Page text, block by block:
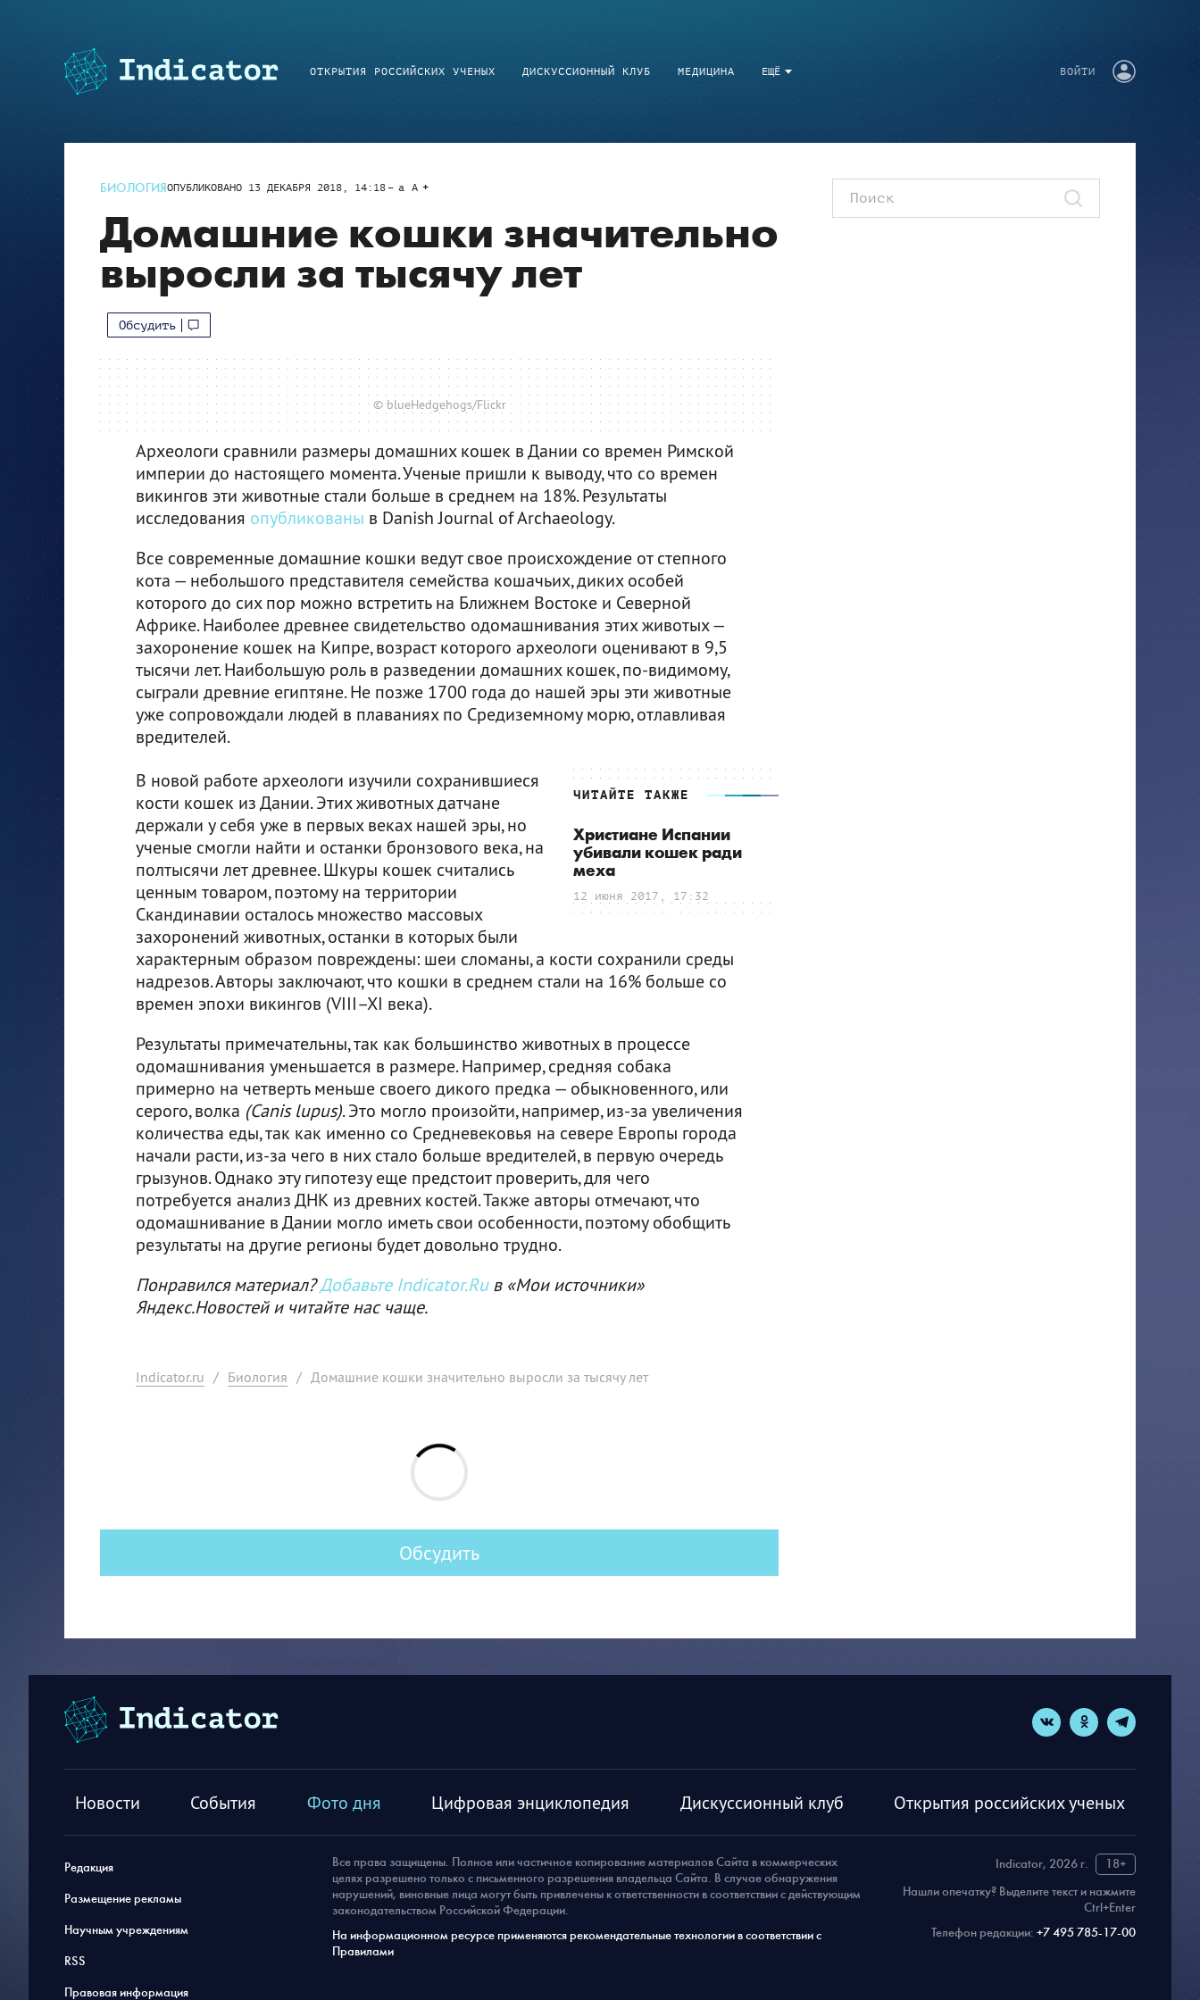
ЕЩЁ
ОТКРЫТИЯ РОССИЙСКИХ УЧЕНЫХ ДИСКУССИОННЫЙ КЛУБ МЕДИЦИНА ВОЙТИ
БИОЛОГИЯОПУБЛИКОВАНО 13 ДЕКАБРЯ 2018, 14:18 a A
Домашние кошки значительно
выросли за тысячу лет
Обсудить
© blueHedgehogs/Flickr
Археологи сравнили размеры домашних кошек в Дании со времен Римской
империи до настоящего момента. Ученые пришли к выводу, что со времен
викингов эти животные стали больше в среднем на 18%. Результаты
исследования опубликованы в Danish Journal of Archaeology.
Все современные домашние кошки ведут свое происхождение от степного
кота — небольшого представителя семейства кошачьих, диких особей
которого до сих пор можно встретить на Ближнем Востоке и Северной
Африке. Наиболее древнее свидетельство одомашнивания этих животых —
захоронение кошек на Кипре, возраст которого археологи оценивают в 9,5
тысячи лет. Наибольшую роль в разведении домашних кошек, по-видимому,
сыграли древние египтяне. Не позже 1700 года до нашей эры эти животные
уже сопровождали людей в плаваниях по Средиземному морю, отлавливая
вредителей.
ЧИТАЙТЕ ТАКЖЕ
Христиане Испании
убивали кошек ради
меха
12 июня 2017, 17:32
В новой работе археологи изучили сохранившиеся
кости кошек из Дании. Этих животных датчане
держали у себя уже в первых веках нашей эры, но
ученые смогли найти и останки бронзового века, на
полтысячи лет древнее. Шкуры кошек считались
ценным товаром, поэтому на территории
Скандинавии осталось множество массовых
захоронений животных, останки в которых были
характерным образом повреждены: шеи сломаны, а кости сохранили среды
надрезов. Авторы заключают, что кошки в среднем стали на 16% больше со
времен эпохи викингов (VIII–XI века).
Результаты примечательны, так как большинство животных в процессе
одомашнивания уменьшается в размере. Например, средняя собака
примерно на четверть меньше своего дикого предка — обыкновенного, или
серого, волка (Canis lupus). Это могло произойти, например, из-за увеличения
количества еды, так как именно со Средневековья на севере Европы города
начали расти, из-за чего в них стало больше вредителей, в первую очередь
грызунов. Однако эту гипотезу еще предстоит проверить, для чего
потребуется анализ ДНК из древних костей. Также авторы отмечают, что
одомашнивание в Дании могло иметь свои особенности, поэтому обобщить
результаты на другие регионы будет довольно трудно.
Понравился материал?Добавьте Indicator.Ruв «Мои источники»
Яндекс.Новостей и читайте нас чаще.
Indicator.ru / Биология / Домашние кошки значительно выросли за тысячу лет
Обсудить
Новости События Фото дня Цифровая энциклопедия Дискуссионный клуб Открытия российских ученых
Редакция
Размещение рекламы
Научным учреждениям
RSS
Правовая информация
Indicator, 2026 г.
18+
Нашли опечатку? Выделите текст и нажмите
Ctrl+Enter
Телефон редакции: +7 495 785-17-00
Все права защищены. Полное или частичное копирование материалов Сайта в коммерческих
целях разрешено только с письменного разрешения владельца Сайта. В случае обнаружения
нарушений, виновные лица могут быть привлечены к ответственности в соответствии с действующим
законодательством Российской Федерации.
На информационном ресурсе применяются рекомендательные технологии в соответствии с
Правилами